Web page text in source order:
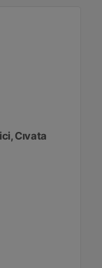
Cıvata